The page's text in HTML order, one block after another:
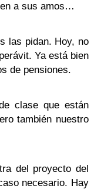
a sus amos…
las pidan. Hoy, no
Ya está bien
de pensiones.
clase que están
también nuestro
del proyecto del
necesario. Hay